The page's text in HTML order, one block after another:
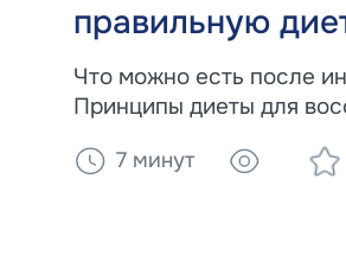
правильную
Что можно есть после
Принципы диеты для
глотания (дисфагии) и
7 минут